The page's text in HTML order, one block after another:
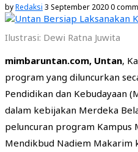
byRedaksi 3 September 20200
Ilustrasi: Dewi Ratna Juwita
mimbaruntan.com, Untan,
program yang diluncurkan
Pendidikan dan Kebudayaan
dalam kebijakan Merdeka
peluncuran program Kampus
Mendikbud Nadiem Makarim